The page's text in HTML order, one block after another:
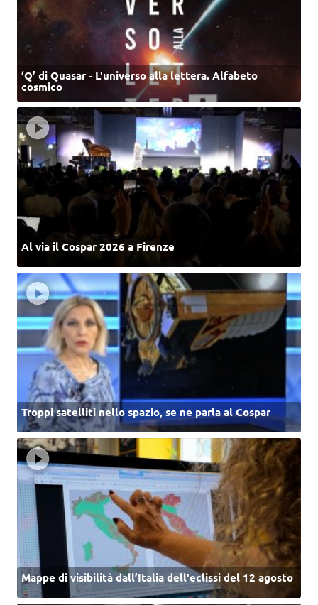
‘Q’ di Quasar - L'universo alla lettera. Alfabeto
cosmico
Al via il Cospar 2026 a Firenze
Troppi satelliti nello spazio, se ne parla al Cospar
Mappe di visibilità dall’Italia dell'eclissi del 12 agosto